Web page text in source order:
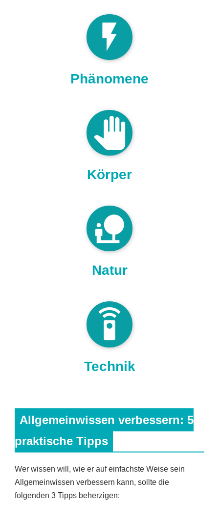
flash_on
Phänomene
pan_tool
Körper
nature_people
Natur
settings_remote
Technik
Allgemeinwissen verbessern: 5
praktische Tipps
Wer wissen will, wie er auf einfachste Weise sein
Allgemeinwissen verbessern kann, sollte die
folgenden 3 Tipps beherzigen: